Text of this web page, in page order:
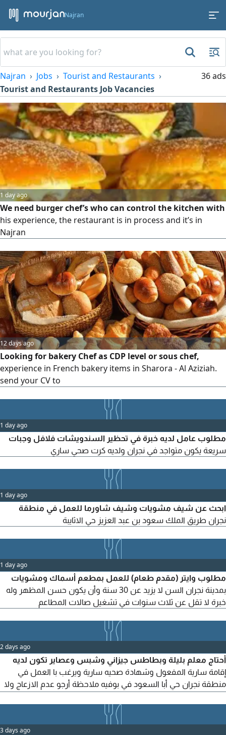
Najran
Najran Jobs
Tourist and Restaurants
Tourist and Restaurants Job Vacancies
36 ads
1 day ago
We need burger chef’s who can control the kitchen with
his experience, the restaurant is in process and it’s in
Najran
12 days ago
Looking for bakery Chef as CDP level or sous chef,
experience in French bakery items in Sharora - Al Aziziah.
send your CV to
1 day ago
مطلوب عامل لديه خبرة في تحظير السندويشات فلافل وجبات
سريعة يكون متواجد في نجران ولديه كرت صحي ساري
1 day ago
ابحث عن شيف مشويات وشيف شاورما للعمل في منطقة
نجران طريق الملك سعود بن عبد العزيز حي الاثايبة
1 day ago
مطلوب وايتر (مقدم طعام) للعمل بمطعم أسماك ومشويات
بمدينة نجران السن لا يزيد عن 30 سنة وأن يكون حسن المظهر وله
خبرة لا تقل عن ثلاث سنوات في تشغيل صالات المطاعم
2 days ago
أحتاج معلم بليلة وبطاطس جيزاني وشبس وعصاير تكون لديه
إقامة سارية المفعول وشهادة صحيه سارية ويرغب با العمل في
منطقة نجران حي أبا السعود في بوفيه ملاحظة أرجو عدم الازعاج ولا
والمؤسسة عدم الارسال ومكاتب الخدمات التواصل
3 days ago